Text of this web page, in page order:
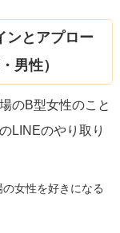
ンとアプロー
男性）
のB型女性のこと
LINEのやり取り
の女性を好きになる